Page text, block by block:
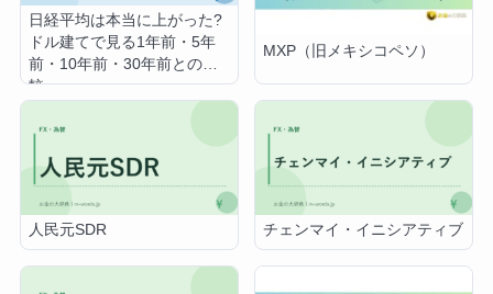
日経平均は本当に上がった?
ドル建てで見る1年前・5年
前・10年前・30年前との比
較
MXP（旧メキシコペソ）
人民元SDR チェンマイ・イニシアティブ